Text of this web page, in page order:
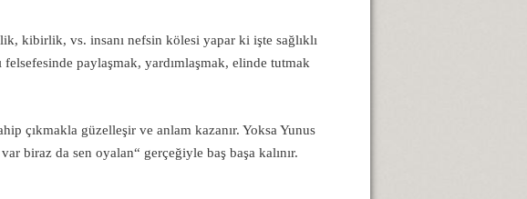
kibirlik, vs. insanı nefsin kölesi yapar ki işte sağlıklı
paylaşmak, yardımlaşmak, elinde tutmak
çıkmakla güzelleşir ve anlam kazanır. Yoksa Yunus
biraz da sen oyalan“ gerçeğiyle baş başa kalınır.